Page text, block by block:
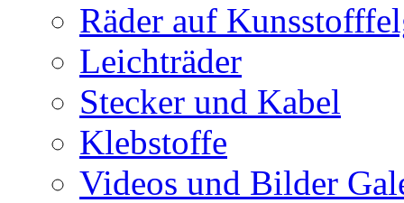
Räder auf
Leichträder
Stecker und Kabel
Klebstoffe
Videos und Bilder